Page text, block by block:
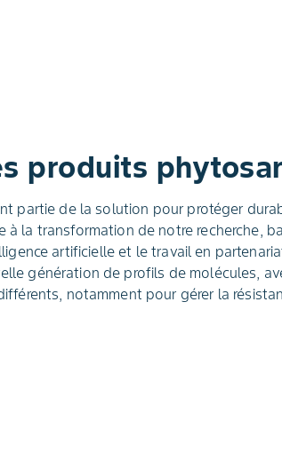
produits
partie de la solution pour protéger
à la transformation de notre recherche,
artificielle et le travail en
génération de profils de molécules,
notamment pour gérer la